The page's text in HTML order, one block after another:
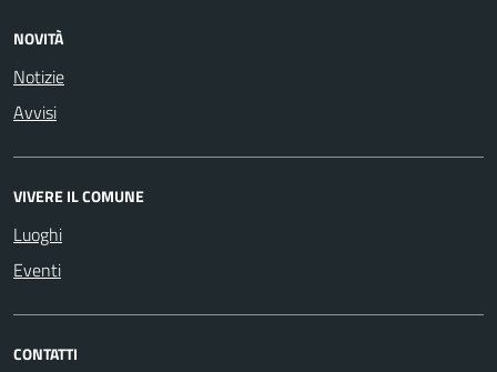
NOVITÀ
Notizie
Avvisi
VIVERE IL COMUNE
Luoghi
Eventi
CONTATTI